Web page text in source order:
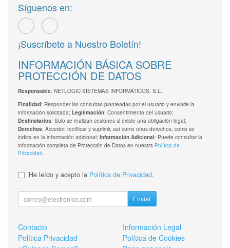
Síguenos en:
¡Suscríbete a Nuestro Boletín!
INFORMACIÓN BÁSICA SOBRE
PROTECCIÓN DE DATOS
Responsable: NETLOGIC SISTEMAS INFORMATICOS, S.L.
Finalidad: Responder las consultas planteadas por el usuario y enviarle la
información solicitada; Legitimación: Consentimiento del usuario;
Destinatarios: Solo se realizan cesiones si existe una obligación legal;
Derechos: Acceder, rectificar y suprimir, así como otros derechos, como se
indica en la información adicional; Información Adicional: Puede consultar la
información completa de Protección de Datos en nuestra Política de
Privacidad.
He leído y acepto la Política de Privacidad.
Enviar
Contacto
Información Legal
Política Privacidad
Política de Cookies